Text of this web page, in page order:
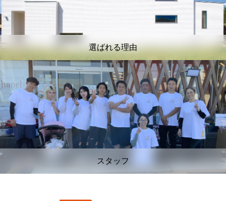
選ばれる理由
スタッフ